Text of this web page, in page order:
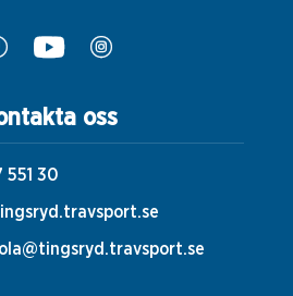
oss
551 30